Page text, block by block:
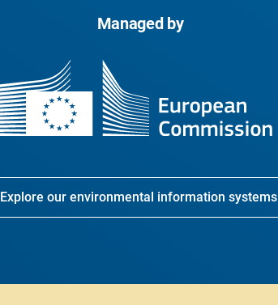
Managed by
Explore our environmental information systems